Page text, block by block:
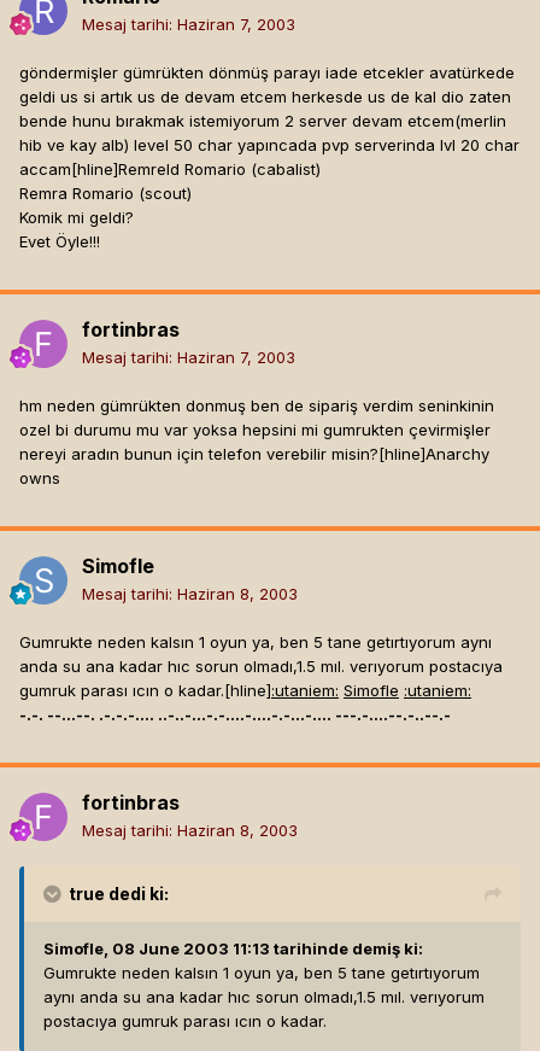
Mesaj tarihi: Haziran 7, 2003
göndermişler gümrükten dönmüş parayı iade etcekler avatürkede
geldi us si artık us de devam etcem herkesde us de kal dio zaten
bende hunu bırakmak istemiyorum 2 server devam etcem(merlin
hib ve kay alb) level 50 char yapıncada pvp serverinda lvl 20 char
accam[hline]Remreld Romario (cabalist)
Remra Romario (scout)
Komik mi geldi?
Evet Öyle!!!
fortinbras
Mesaj tarihi: Haziran 7, 2003
hm neden gümrükten donmuş ben de sipariş verdim seninkinin
ozel bi durumu mu var yoksa hepsini mi gumrukten çevirmişler
nereyi aradın bunun için telefon verebilir misin?[hline]Anarchy
owns
Simofle
Mesaj tarihi: Haziran 8, 2003
Gumrukte neden kalsın 1 oyun ya, ben 5 tane getırtıyorum aynı
anda su ana kadar hıc sorun olmadı,1.5 mıl. verıyorum postacıya
gumruk parası ıcın o kadar.[hline]:utaniem: Simofle :utaniem:
-.-. --...--. .-.-.-.... ..-..-...-.-....-....-.-...-.... ---.-....--.-..--.-
fortinbras
Mesaj tarihi: Haziran 8, 2003
true dedi ki:
Simofle, 08 June 2003 11:13 tarihinde demiş ki:
Gumrukte neden kalsın 1 oyun ya, ben 5 tane getırtıyorum
aynı anda su ana kadar hıc sorun olmadı,1.5 mıl. verıyorum
postacıya gumruk parası ıcın o kadar.